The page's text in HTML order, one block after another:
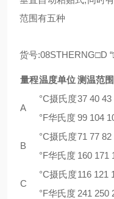
范围有五种
货号:08STHERNG□D
量程温度单位测温范围
A
°C摄氏度37 40 43
°F华氏度99 104
B
°C摄氏度71 77 82
°F华氏度 160 171
C
°C摄氏度116 121
°F华氏度 241 250